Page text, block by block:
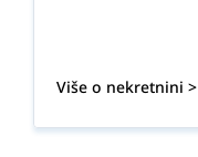
Više o nekretnini >